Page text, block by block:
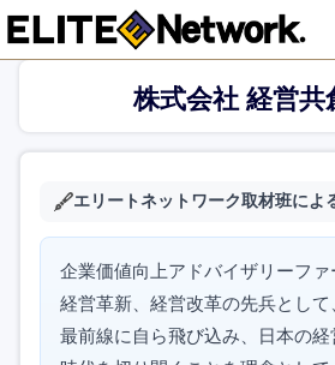
株式会社 経営共
エリートネットワーク取材班によ
企業価値向上アドバイザリーファ
経営革新、経営改革の先兵とし
最前線に自ら飛び込み、日本の